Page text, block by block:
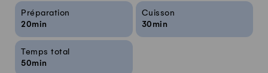
Infos sur la recette
Préparation
20min
Cuisson
30min
Temps total
50min